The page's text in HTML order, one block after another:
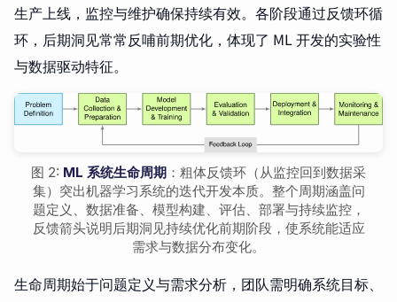
生产上线，监控与维护确保持续有效。各阶段通过反馈环循
环，后期洞见常常反哺前期优化，体现了 ML 开发的实验性
与数据驱动特征。
图 2: ML 系统生命周期 ：粗体反馈环（从监控回到数据采
集）突出机器学习系统的迭代开发本质。整个周期涵盖问
题定义、数据准备、模型构建、评估、部署与持续监控，
反馈箭头说明后期洞见持续优化前期阶段，使系统能适应
需求与数据分布变化。
生命周期始于问题定义与需求分析，团队需明确系统目标、